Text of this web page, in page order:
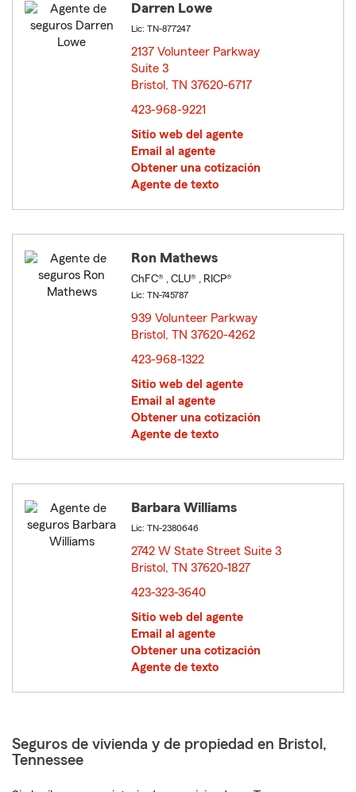
Darren Lowe
Lic: TN-877247
2137 Volunteer Parkway
Suite 3
Bristol, TN 37620-6717
423-968-9221
Sitio web del agente
Email al agente
Obtener una cotización
Agente de texto
Ron Mathews
ChFC® , CLU® , RICP®
Lic: TN-745787
939 Volunteer Parkway
Bristol, TN 37620-4262
423-968-1322
Sitio web del agente
Email al agente
Obtener una cotización
Agente de texto
Barbara Williams
Lic: TN-2380646
2742 W State Street Suite 3
Bristol, TN 37620-1827
423-323-3640
Sitio web del agente
Email al agente
Obtener una cotización
Agente de texto
Seguros de vivienda y de propiedad en Bristol,
Tennessee